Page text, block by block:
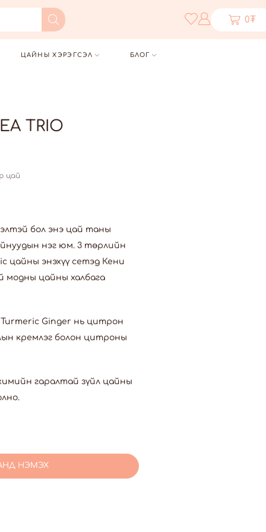
0₮
ЦАЙНЫ ХЭРЭГСЭЛ БЛОГ
TRIO
цай
бол энэ цай таны
нэг юм. 3 төрлийн
цайны энэхүү сетэд Кени
модны цайны халбага
Ginger нь цитрон
кремлэг болон цитроны
гаралтай зүйл цайны
НЭМЭХ